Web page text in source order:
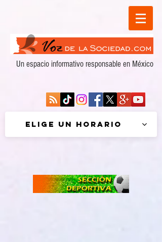
Un espacio informativo responsable en México
Elige un horario